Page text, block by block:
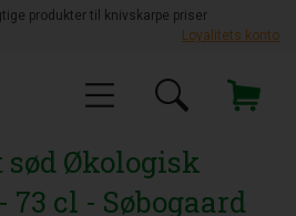
produkter til knivskarpe priser
Loyalitets konto
Økologisk
73 cl - Søbogaard